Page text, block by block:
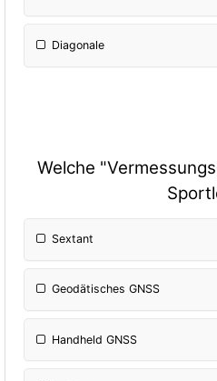
Diagonale
Welche
Sextant
Geodätisches GNSS
Handheld GNSS